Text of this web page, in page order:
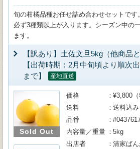
旬の柑橘品種お任せ詰め合わせセットで
必ず3種類以上が入ります。シーズン中の
ます。
【訳あり】土佐文旦5kg（他商品
【出荷時期：2月中旬頃より順次
まで】
産地直送
Sold Out
価格
¥3,800（
送料
送料込み
品番
内容量／重量
5kg
出店者
清家ば